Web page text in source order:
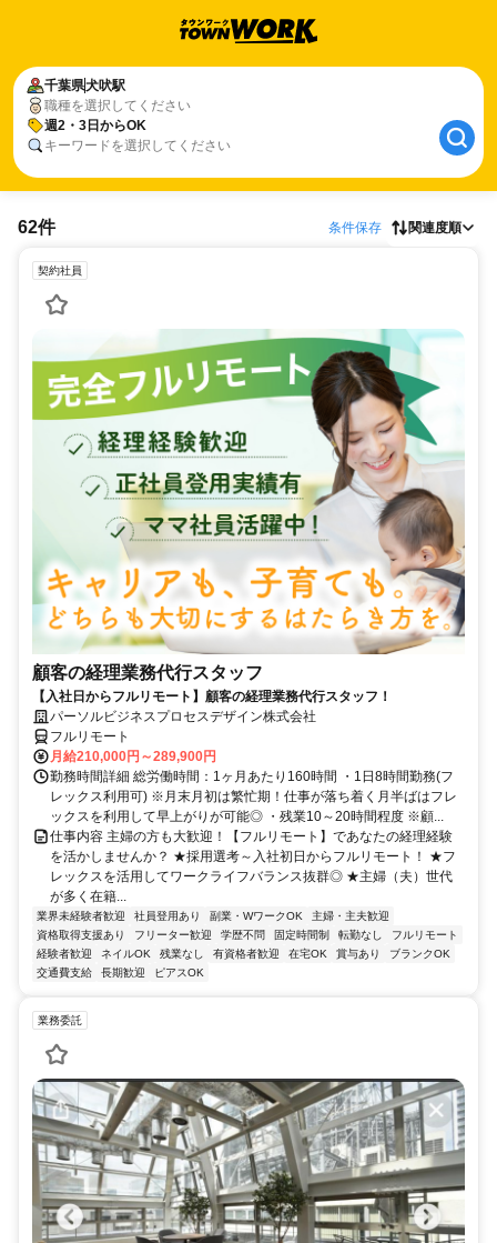
千葉県犬吠駅
職種を選択してください
週2・3日からOK
キーワードを選択してください
62件 条件保存 関連度順
契約社員
顧客の経理業務代行スタッフ
【入社日からフルリモート】顧客の経理業務代行スタッフ！
パーソルビジネスプロセスデザイン株式会社
フルリモート
月給210,000円～289,900円
勤務時間詳細 総労働時間：1ヶ月あたり160時間 ・1日8時間勤務(フ
レックス利用可) ※月末月初は繁忙期！仕事が落ち着く月半ばはフレ
ックスを利用して早上がりが可能◎ ・残業10～20時間程度 ※顧...
仕事内容 主婦の方も大歓迎！【フルリモート】であなたの経理経験
を活かしませんか？ ★採用選考～入社初日からフルリモート！ ★フ
レックスを活用してワークライフバランス抜群◎ ★主婦（夫）世代
が多く在籍...
業界未経験者歓迎 社員登用あり 副業・WワークOK
主婦・主夫歓迎
資格取得支援あり
フリーター歓迎 学歴不問 固定時間制 転勤なし
フルリモート
経験者歓迎
ネイルOK 残業なし 有資格者歓迎 在宅OK 賞与あり
ブランクOK
交通費支給
長期歓迎 ピアスOK
業務委託